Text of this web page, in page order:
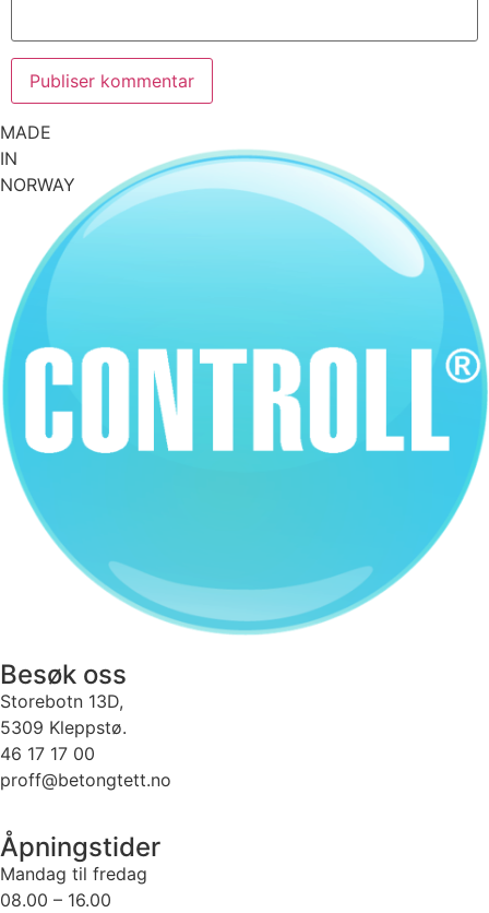
MADE
IN
NORWAY
Besøk oss
Storebotn 13D,
5309 Kleppstø.
46 17 17 00
proff@betongtett.no
Åpningstider
Mandag til fredag
08.00 – 16.00